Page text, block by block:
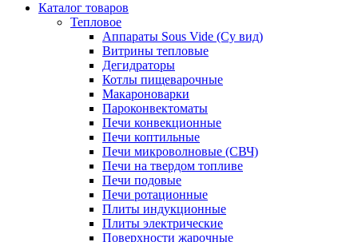
Каталог товаров
Тепловое
Аппараты Sous Vide (Су вид)
Витрины тепловые
Дегидраторы
Котлы пищеварочные
Макароноварки
Пароконвектоматы
Печи конвекционные
Печи коптильные
Печи микроволновые (СВЧ)
Печи на твердом топливе
Печи подовые
Печи ротационные
Плиты индукционные
Плиты электрические
Поверхности жарочные